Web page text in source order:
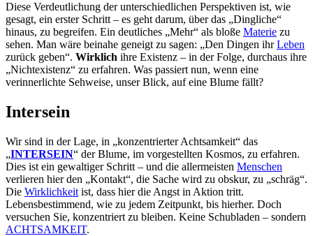
Diese Verdeutlichung der unterschiedlichen Perspektiven ist, wie
gesagt, ein erster Schritt – es geht darum, über das „Dingliche“
hinaus, zu begreifen. Ein deutliches „Mehr“ als bloße Materie zu
sehen. Man wäre beinahe geneigt zu sagen: „Den Dingen ihrLeben
zurück geben“. Wirklich ihre Existenz – in der Folge, durchaus ihre
„Nichtexistenz“ zu erfahren. Was passiert nun, wenn eine
verinnerlichte Sehweise, unser Blick, auf eine Blume fällt?
Intersein
Wir sind in der Lage, in „konzentrierter Achtsamkeit“ das
„INTERSEIN“ der Blume, im vorgestellten Kosmos, zu erfahren.
Dies ist ein gewaltiger Schritt – und die allermeisten Menschen
verlieren hier den „Kontakt“, die Sache wird zu obskur, zu „schräg“.
Die Wirklichkeit ist, dass hier die Angst in Aktion tritt.
Lebensbestimmend, wie zu jedem Zeitpunkt, bis hierher. Doch
versuchen Sie, konzentriert zu bleiben. Keine Schubladen – sondern
ACHTSAMKEIT.